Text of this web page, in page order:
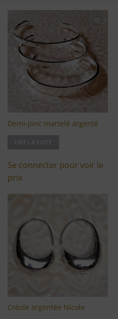
Ajouter
à ma
liste
d'envies
Demi-jonc martelé argenté
Se connecter pour voir le
prix
Ajouter
à ma
liste
d'envies
Créole argentée Nicole